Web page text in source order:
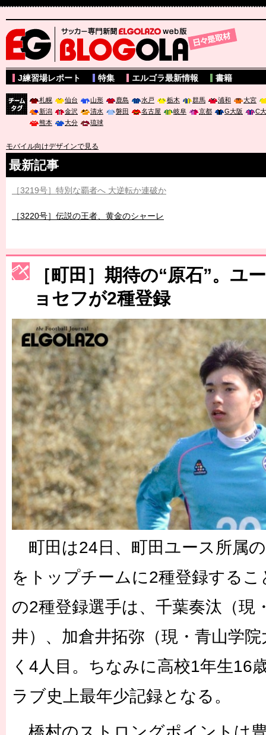
サッカー専門新聞ELGOLAZO web版 BLOGOLA
J練習場レポート 特集 エルゴラ最新情報 書籍
札幌 仙台 山形 鹿島 水戸 栃木 群馬 浦和
大宮
新潟
金沢 清水 磐田 名古屋 岐阜 京都 G大阪
C
熊本
大分 琉球
モバイル向けデザインで見る
最新記事
［3219号］特別な覇者へ 大逆転か連破か
［3220号］伝説の王者、黄金のシャーレ
［3230号］世界一への夢は終わらない
［3223号］一丸。日本出陣
［3222号］史上最大のW杯開幕 注目は「個」
長谷川 アーリアジャスールさんがシンポジウム「気候変動から命
［町田］期待の“原石”。ユ
ョセフが2種登録
町田は24日、町田ユース所属
をトップチームに2種登録する
の2種登録選手は、千葉奏汰（現
井）、加倉井拓弥（現・青山学
く4人目。ちなみに高校1年生16
ラブ史上最年少記録となる。